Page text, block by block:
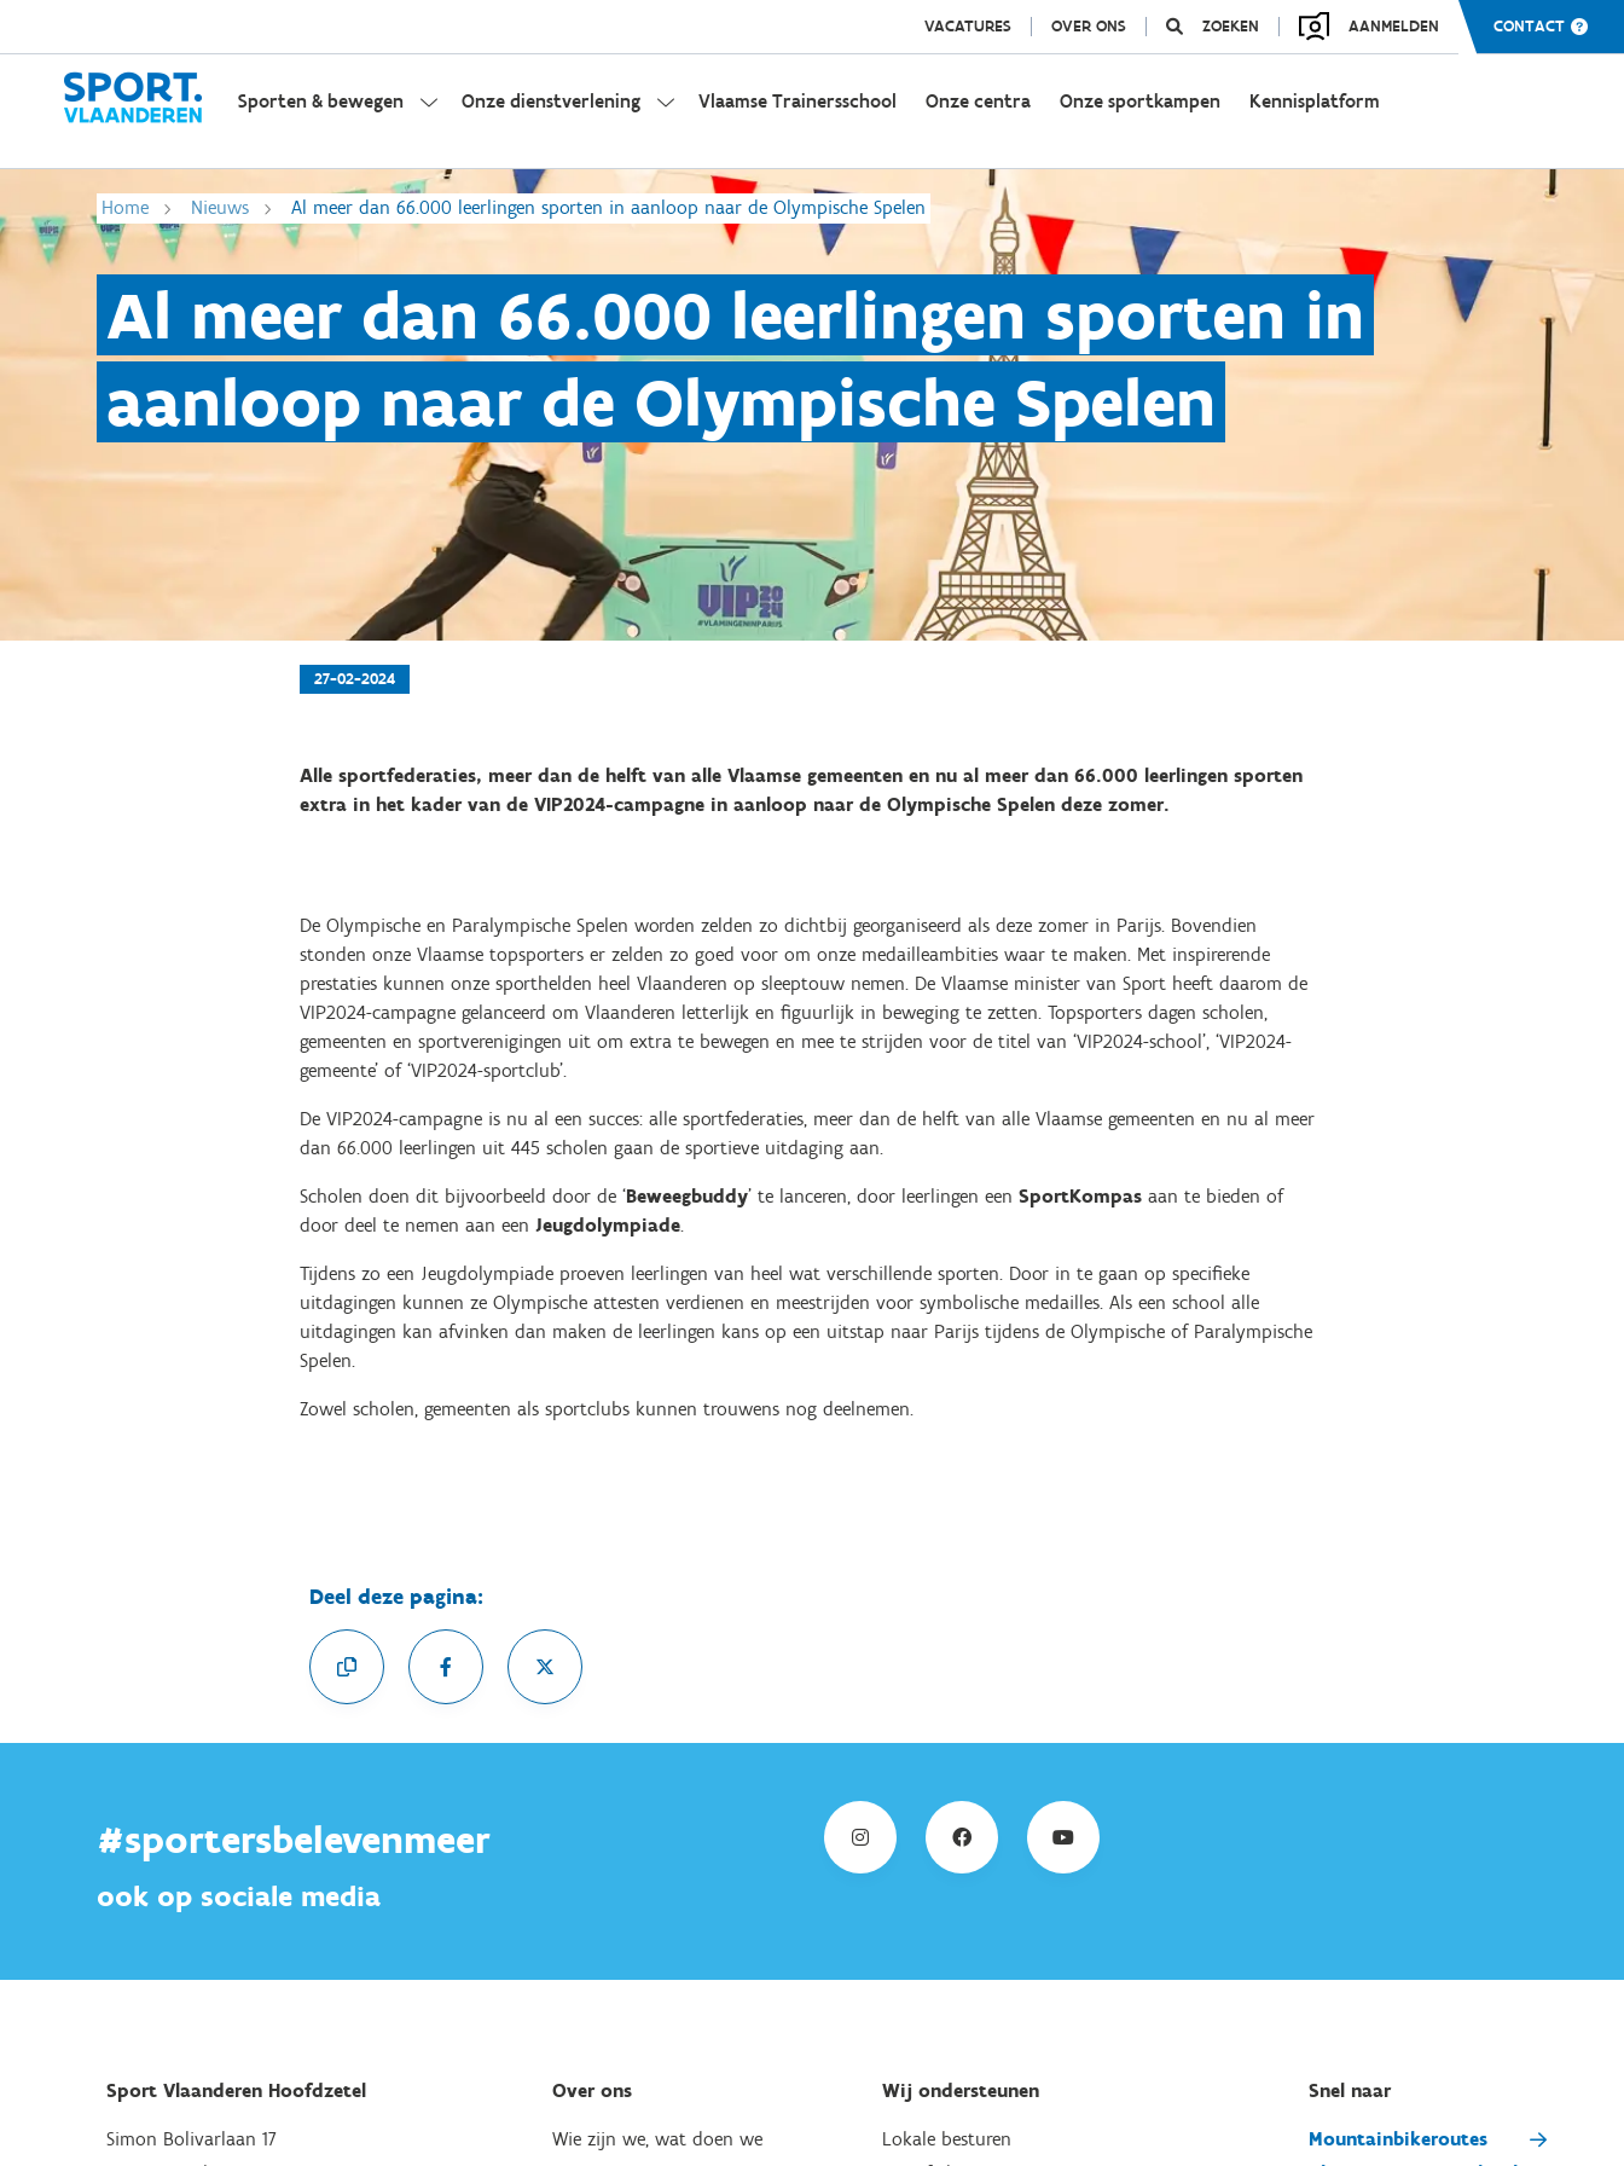
VACATURES OVER ONS ZOEKEN AANMELDEN CONTACT
Sporten & bewegen Onze dienstverlening Vlaamse Trainersschool Onze centra Onze sportkampen Kennisplatform
Home Nieuws Al meer dan 66.000 leerlingen sporten in aanloop naar de Olympische Spelen
Al meer dan 66.000 leerlingen sporten in
aanloop naar de Olympische Spelen
27-02-2024
Alle sportfederaties, meer dan de helft van alle Vlaamse gemeenten en nu al meer dan 66.000 leerlingen sporten
extra in het kader van de VIP2024-campagne in aanloop naar de Olympische Spelen deze zomer.
De Olympische en Paralympische Spelen worden zelden zo dichtbij georganiseerd als deze zomer in Parijs. Bovendien
stonden onze Vlaamse topsporters er zelden zo goed voor om onze medailleambities waar te maken. Met inspirerende
prestaties kunnen onze sporthelden heel Vlaanderen op sleeptouw nemen. De Vlaamse minister van Sport heeft daarom de
VIP2024-campagne gelanceerd om Vlaanderen letterlijk en figuurlijk in beweging te zetten. Topsporters dagen scholen,
gemeenten en sportverenigingen uit om extra te bewegen en mee te strijden voor de titel van ‘VIP2024-school’, ‘VIP2024-
gemeente’ of ‘VIP2024-sportclub’.
De VIP2024-campagne is nu al een succes: alle sportfederaties, meer dan de helft van alle Vlaamse gemeenten en nu al meer
dan 66.000 leerlingen uit 445 scholen gaan de sportieve uitdaging aan.
Scholen doen dit bijvoorbeeld door de ‘Beweegbuddy’ te lanceren, door leerlingen een SportKompas aan te bieden of
door deel te nemen aan een Jeugdolympiade.
Tijdens zo een Jeugdolympiade proeven leerlingen van heel wat verschillende sporten. Door in te gaan op specifieke
uitdagingen kunnen ze Olympische attesten verdienen en meestrijden voor symbolische medailles. Als een school alle
uitdagingen kan afvinken dan maken de leerlingen kans op een uitstap naar Parijs tijdens de Olympische of Paralympische
Spelen.
Zowel scholen, gemeenten als sportclubs kunnen trouwens nog deelnemen.
Deel deze pagina:
#sportersbelevenmeer
ook op sociale media
Sport Vlaanderen Hoofdzetel
Simon Bolivarlaan 17
Over ons
Wie zijn we, wat doen we
Wij ondersteunen
Lokale besturen
Snel naar
Mountainbikeroutes